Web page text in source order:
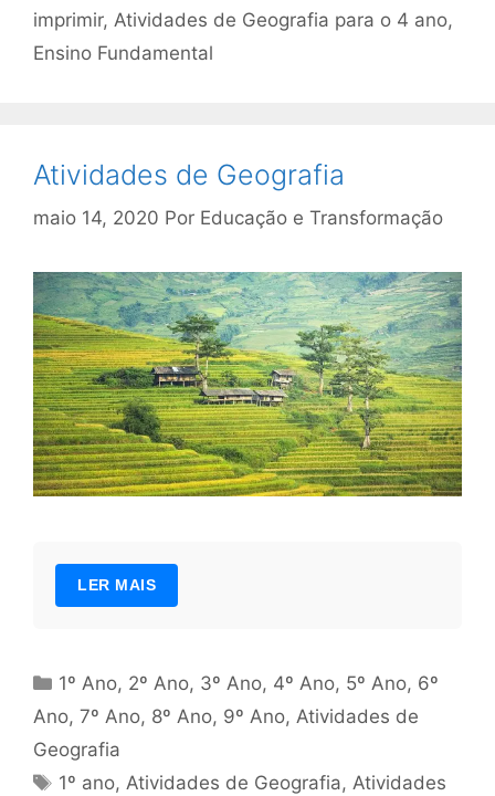
imprimir, Atividades de Geografia para o 4 ano,
Ensino Fundamental
Atividades de Geografia
maio 14, 2020 Por Educação e Transformação
LER MAIS
Categorias
1º Ano, 2º Ano, 3º Ano, 4º Ano, 5º Ano, 6º
Ano, 7º Ano, 8º Ano, 9º Ano, Atividades de
Geografia
Tags
1º ano,Atividades de Geografia,Atividades